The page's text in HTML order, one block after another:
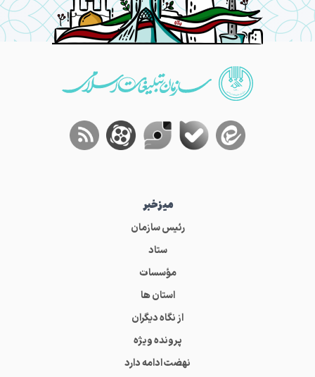
میز‌خبر
رئیس سازمان
ستاد
مؤسسات
استان ها
از نگاه دیگران
پرونده ویژه
نهضت ادامه دارد